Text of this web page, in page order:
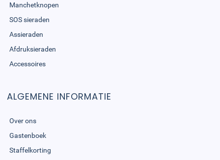
Manchetknopen
SOS sieraden
Assieraden
Afdruksieraden
Accessoires
ALGEMENE INFORMATIE
Over ons
Gastenboek
Staffelkorting